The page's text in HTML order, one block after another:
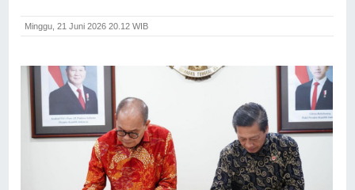
Minggu, 21 Juni 2026 20.12 WIB